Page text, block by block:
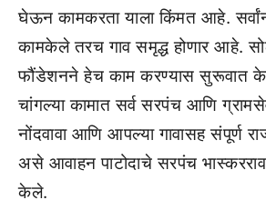
घेऊन कामकरता याला किंमत आहे.
कामकेले तरच गाव समृद्ध होणार आहे.
फौंडेशनने हेच काम करण्यास सुरूवात
चांगल्या कामात सर्व सरपंच आणि
नोंदवावा आणि आपल्या गावासह संपूर्ण
असे आवाहन पाटोदाचे सरपंच भास्करराव
केले.